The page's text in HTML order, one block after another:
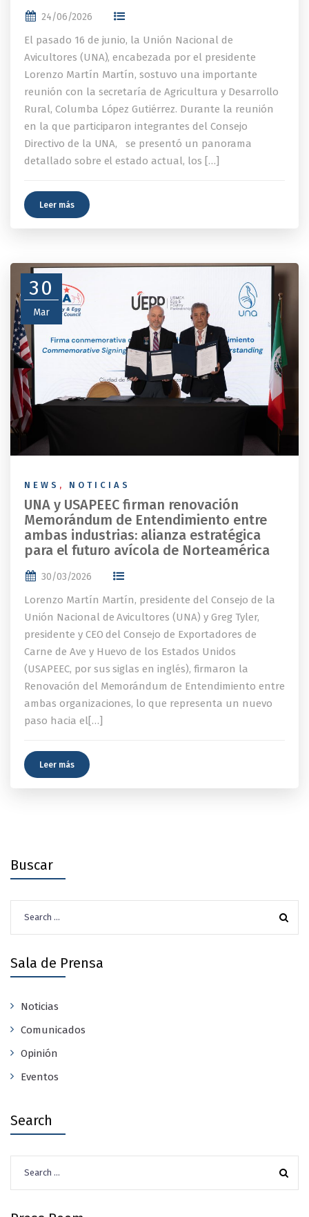
24/06/2026
El pasado 16 de junio, la Unión Nacional de
Avicultores (UNA), encabezada por el presidente
Lorenzo Martín Martín, sostuvo una importante
reunión con la secretaría de Agricultura y Desarrollo
Rural, Columba López Gutiérrez. Durante la reunión
en la que participaron integrantes del Consejo
Directivo de la UNA, se presentó un panorama
detallado sobre el estado actual, los […]
Leer más
30
Mar
NEWS , NOTICIAS
UNA y USAPEEC firman renovación
Memorándum de Entendimiento entre
ambas industrias: alianza estratégica
para el futuro avícola de Norteamérica
30/03/2026
Lorenzo Martín Martín, presidente del Consejo de la
Unión Nacional de Avicultores (UNA) y Greg Tyler,
presidente y CEO del Consejo de Exportadores de
Carne de Ave y Huevo de los Estados Unidos
(USAPEEC, por sus siglas en inglés), firmaron la
Renovación del Memorándum de Entendimiento entre
ambas organizaciones, lo que representa un nuevo
paso hacia el[…]
Leer más
Buscar
for:
Sala de Prensa
Noticias
Comunicados
Opinión
Eventos
Search
for: